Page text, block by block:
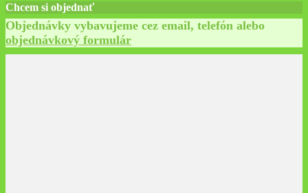
Chcem si objednať
Objednávky vybavujeme cez email, telefón alebo
objednávkový formulár